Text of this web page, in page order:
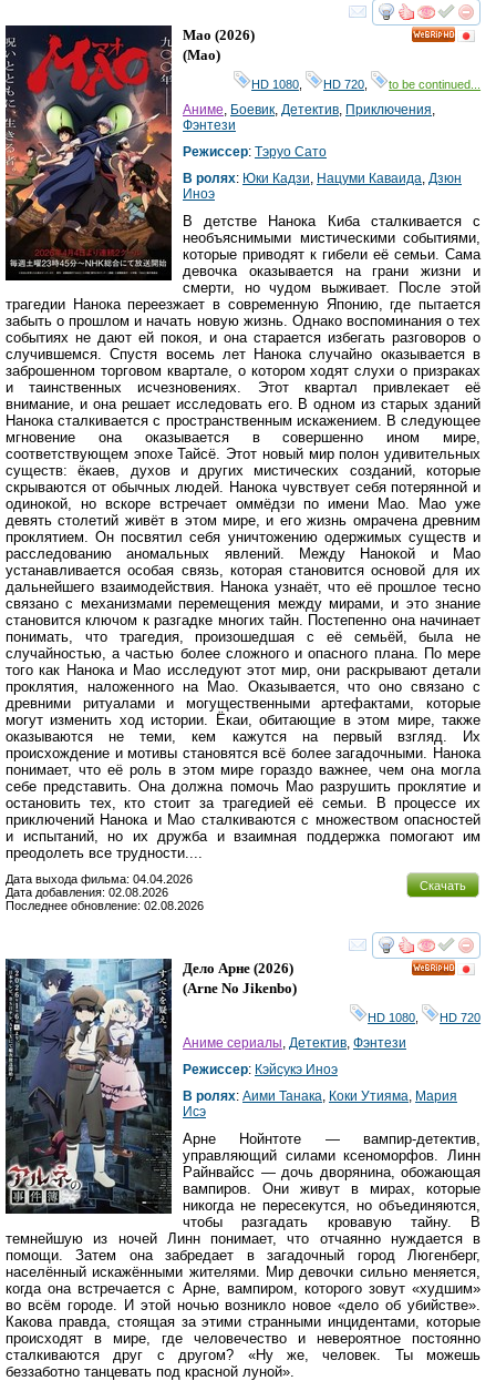
смотреть
Мао (2026)
(Mao)
HD 1080 HD 720 to be continued...
Аниме Боевик Детектив Приключения
Фэнтези
Режиссер: Тэруо Сато
В ролях: Юки Кадзи Нацуми Каваида Дзюн
Иноэ
В детстве Нанока Киба сталкивается с
необъяснимыми мистическими событиями,
которые приводят к гибели её семьи. Сама
девочка оказывается на грани жизни и
смерти, но чудом выживает. После этой
трагедии Нанока переезжает в современную Японию, где пытается
забыть о прошлом и начать новую жизнь. Однако воспоминания о тех
событиях не дают ей покоя, и она старается избегать разговоров о
случившемся. Спустя восемь лет Нанока случайно оказывается в
заброшенном торговом квартале, о котором ходят слухи о призраках
и таинственных исчезновениях. Этот квартал привлекает её
внимание, и она решает исследовать его. В одном из старых зданий
Нанока сталкивается с пространственным искажением. В следующее
мгновение она оказывается в совершенно ином мире,
соответствующем эпохе Тайсё. Этот новый мир полон удивительных
существ: ёкаев, духов и других мистических созданий, которые
скрываются от обычных людей. Нанока чувствует себя потерянной и
одинокой, но вскоре встречает оммёдзи по имени Мао. Мао уже
девять столетий живёт в этом мире, и его жизнь омрачена древним
проклятием. Он посвятил себя уничтожению одержимых существ и
расследованию аномальных явлений. Между Нанокой и Мао
устанавливается особая связь, которая становится основой для их
дальнейшего взаимодействия. Нанока узнаёт, что её прошлое тесно
связано с механизмами перемещения между мирами, и это знание
становится ключом к разгадке многих тайн. Постепенно она начинает
понимать, что трагедия, произошедшая с её семьёй, была не
случайностью, а частью более сложного и опасного плана. По мере
того как Нанока и Мао исследуют этот мир, они раскрывают детали
проклятия, наложенного на Мао. Оказывается, что оно связано с
древними ритуалами и могущественными артефактами, которые
могут изменить ход истории. Ёкаи, обитающие в этом мире, также
оказываются не теми, кем кажутся на первый взгляд. Их
происхождение и мотивы становятся всё более загадочными. Нанока
понимает, что её роль в этом мире гораздо важнее, чем она могла
себе представить. Она должна помочь Мао разрушить проклятие и
остановить тех, кто стоит за трагедией её семьи. В процессе их
приключений Нанока и Мао сталкиваются с множеством опасностей
и испытаний, но их дружба и взаимная поддержка помогают им
преодолеть все трудности....
Скачать
Дата выхода фильма: 04.04.2026
Дата добавления: 02.08.2026
Последнее обновление: 02.08.2026
смотреть
Дело Арне (2026)
(Arne No Jikenbo)
HD 1080 HD 720
Аниме сериалы, Детектив, Фэнтези
Режиссер: Кэйсукэ Иноэ
В ролях: Аими Танака, Коки Утияма, Мария
Исэ
Арне Нойнтоте — вампир-детектив,
управляющий силами ксеноморфов. Линн
Райнвайсс — дочь дворянина, обожающая
вампиров. Они живут в мирах, которые
никогда не пересекутся, но объединяются,
чтобы разгадать кровавую тайну. В
темнейшую из ночей Линн понимает, что отчаянно нуждается в
помощи. Затем она забредает в загадочный город Люгенберг,
населённый искажёнными жителями. Мир девочки сильно меняется,
когда она встречается с Арне, вампиром, которого зовут «худшим»
во всём городе. И этой ночью возникло новое «дело об убийстве».
Какова правда, стоящая за этими странными инцидентами, которые
происходят в мире, где человечество и невероятное постоянно
сталкиваются друг с другом? «Ну же, человек. Ты можешь
беззаботно танцевать под красной луной».